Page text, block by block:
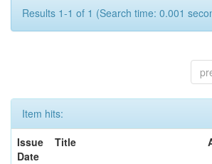
Results 1-1 of 1 (Search time: 0.001
Item hits:
Issue
Date
Title